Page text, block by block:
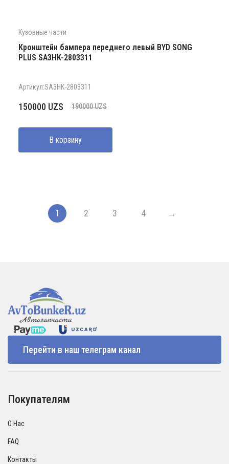
Кузовные части
Кронштейн бампера переднего левый BYD SONG
PLUS SA3HK-2803311
Артикул:SA3HK-2803311
190000UZS
Первоначальная
составляла
190000 UZS.
150000 UZS
Текущая
150000 UZS.
В корзину
1 2 3 4 →
Перейти в наш телеграм канал
Покупателям
О Нас
FAQ
Контакты